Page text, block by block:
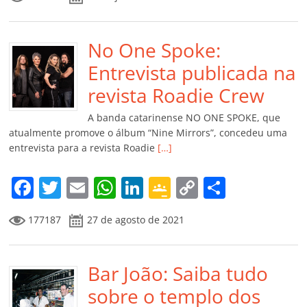
e
b
o
o
k
itt
er l
at
s
A
p
p
e
dI
n
gl
e
Cl
a
ss
ro
o
m
y
Li
n
k
p
til
h
ar
No One Spoke:
Entrevista publicada na
revista Roadie Crew
A banda catarinense NO ONE SPOKE, que
atualmente promove o álbum “Nine Mirrors”, concedeu uma
entrevista para a revista Roadie […]
F
a
c
e
b
o
T
w
itt
er
E
m
ai
l
W
at
s
A
p
Li
n
k
e
dI
n
G
o
o
gl
e
Cl
C
y
Li
n
p
ar
til
177187 27 de agosto de 2021
Bar João: Saiba tudo
sobre o templo dos